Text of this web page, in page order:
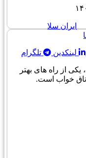
ایران سلا
لینکدین تلگرام
از راه های بهتر
خواب است.